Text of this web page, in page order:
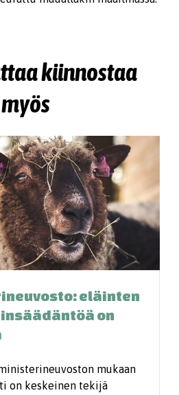
kiinnostaa
myös
eläinten
on
mukaan
on keskeinen tekijä